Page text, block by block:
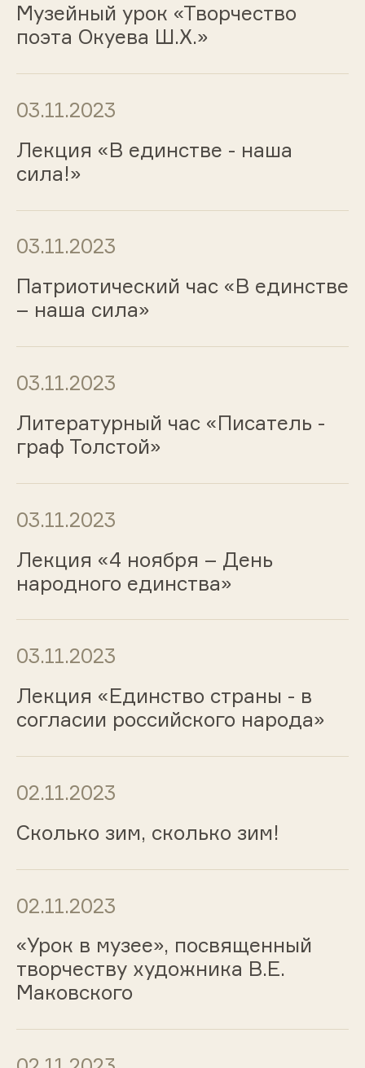
Музейный урок «Творчество
поэта Окуева Ш.Х.»
03.11.2023
Лекция «В единстве - наша
сила!»
03.11.2023
Патриотический час «В единстве
– наша сила»
03.11.2023
Литературный час «Писатель -
граф Толстой»
03.11.2023
Лекция «4 ноября – День
народного единства»
03.11.2023
Лекция «Единство страны - в
согласии российского народа»
02.11.2023
Сколько зим, сколько зим!
02.11.2023
«Урок в музее», посвященный
творчеству художника В.Е.
Маковского